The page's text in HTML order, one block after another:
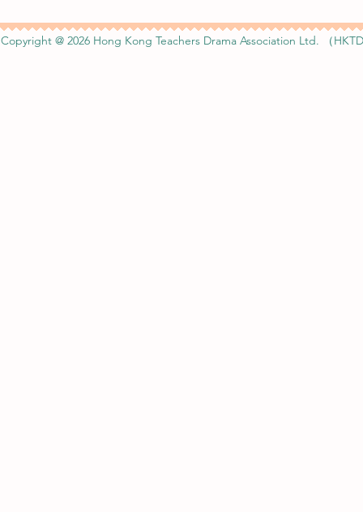
Copyright @ 2026 Hong Kong Teachers Drama Association Ltd. （